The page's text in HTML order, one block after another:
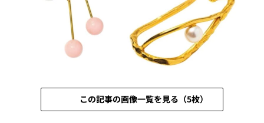
この記事の画像一覧を見る（5枚）